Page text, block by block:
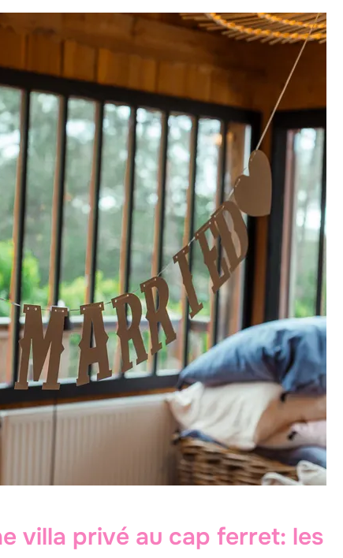
villa privé au cap ferret: les